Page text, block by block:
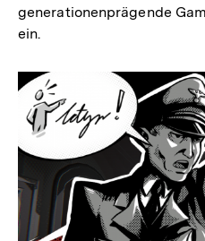
generationenprägende
ein.